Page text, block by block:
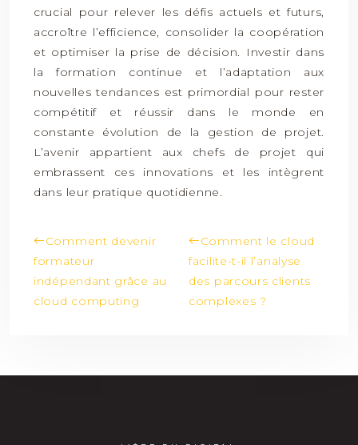
crucial pour relever les défis actuels et futurs,
accroître l’efficience, consolider la coopération
et optimiser la prise de décision. Investir dans
la formation continue et l’adaptation aux
nouvelles tendances est primordial pour rester
compétitif et réussir dans le monde en
constante évolution de la gestion de projet.
L’avenir appartient aux chefs de projet qui
embrassent ces innovations et les intègrent
dans leur pratique quotidienne.
Comment devenir
formateur
indépendant grâce au
cloud computing
Comment le cloud
facilite-t-il l’analyse
des parcours clients
complexes ?